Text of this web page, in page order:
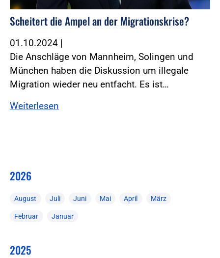
Scheitert die Ampel an der Migrationskrise?
01.10.2024 |
Die Anschläge von Mannheim, Solingen und
München haben die Diskussion um illegale
Migration wieder neu entfacht. Es ist…
Weiterlesen
2026
August Juli Juni Mai April März
Februar Januar
2025